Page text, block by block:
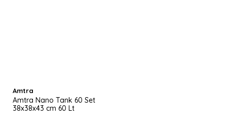
Amtra
Amtra Nano Tank 60 Set
38x38x43 cm 60 Lt